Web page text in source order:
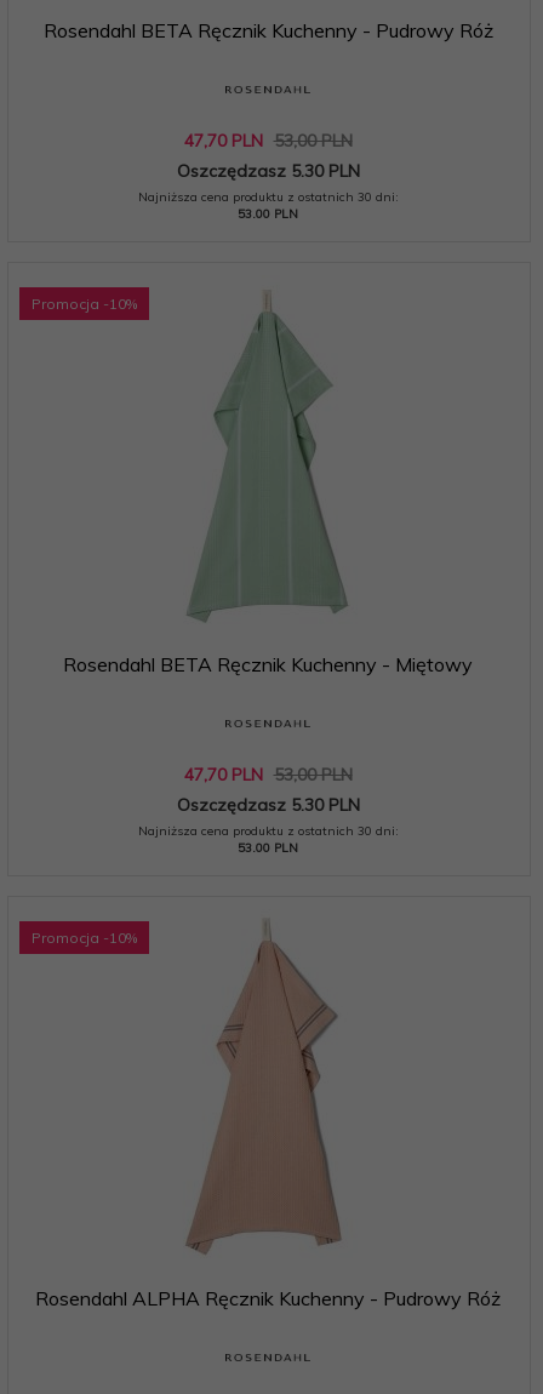
Rosendahl BETA Ręcznik Kuchenny - Pudrowy Róż
47,70 PLN 53,00 PLN
Oszczędzasz 5.30 PLN
Najniższa cena produktu z ostatnich 30 dni:
53.00 PLN
Promocja -10%
Rosendahl BETA Ręcznik Kuchenny - Miętowy
47,70 PLN 53,00 PLN
Oszczędzasz 5.30 PLN
Najniższa cena produktu z ostatnich 30 dni:
53.00 PLN
Promocja -10%
Rosendahl ALPHA Ręcznik Kuchenny - Pudrowy Róż